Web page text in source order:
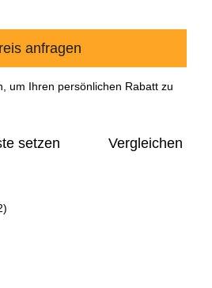
anfragen
um Ihren persönlichen Rabatt zu
setzen Vergleichen